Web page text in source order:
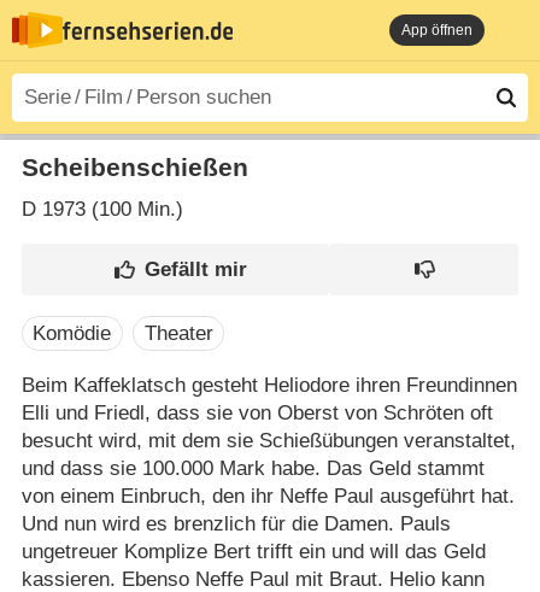
App öffnen
Scheibenschießen
D1973 (100 Min.)
Komödie Theater
Beim Kaffeklatsch gesteht Heliodore ihren Freundinnen
Elli und Friedl, dass sie von Oberst von Schröten oft
besucht wird, mit dem sie Schießübungen veranstaltet,
und dass sie 100.000 Mark habe. Das Geld stammt
von einem Einbruch, den ihr Neffe Paul ausgeführt hat.
Und nun wird es brenzlich für die Damen. Pauls
ungetreuer Komplize Bert trifft ein und will das Geld
kassieren. Ebenso Neffe Paul mit Braut. Helio kann